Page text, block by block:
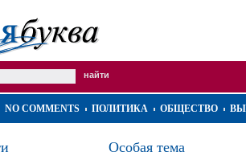
NO COMMENTS ПОЛИТИКА ОБЩЕСТВО
Особая тема